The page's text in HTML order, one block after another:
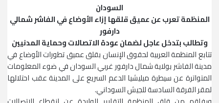
السودان
المنظمة تعرب عن عميق قلقها إزاء الأوضاع في الفاشر شمالي
دارفور
وتطالب بتدخل عاجل لضمان عودة الاتصالات وحماية المدنيين
تتابع المنظمة العربية لحقوق الإنسان بقلق عميق تطورات الأوضاع في
مدينة الفاشر بولاية شمال دارفور غربي السودان في ضوء المعلومات
المتواترة عن سيطرة ميليشيا الدعم السريع على المدينة عقب احتلالها
لمقر الفرقة السادسة للجيش السوداني.